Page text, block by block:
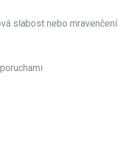
slabost nebo mravenčení